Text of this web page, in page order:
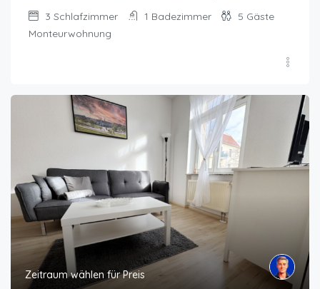
3 Schlafzimmer 1 Badezimmer 5 Gäste
Monteurwohnung
Zeitraum wählen für Preis